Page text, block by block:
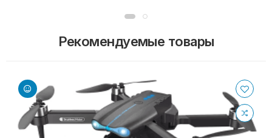
Рекомендуемые товары